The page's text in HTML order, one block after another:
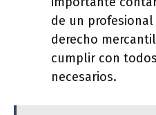
de un profesional
derecho
cumplir con
necesarios.